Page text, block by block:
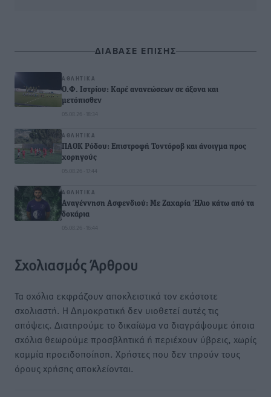
ΔΙΑΒΑΣΕ ΕΠΙΣΗΣ
ΑΘΛΗΤΙΚΆ
Ο.Φ. Ιστρίου: Καρέ ανανεώσεων σε άξονα και
μετόπισθεν
05.08.26 · 18:34
ΑΘΛΗΤΙΚΆ
ΠΑΟΚ Ρόδου: Επιστροφή Τοντόροβ και άνοιγμα προς
χορηγούς
05.08.26 · 17:44
ΑΘΛΗΤΙΚΆ
Αναγέννηση Ασφενδιού: Με Ζαχαρία Ήλιο κάτω από τα
δοκάρια
05.08.26 · 16:44
Σχολιασμός Άρθρου
Τα σχόλια εκφράζουν αποκλειστικά τον εκάστοτε
σχολιαστή. Η Δημοκρατική δεν υιοθετεί αυτές τις
απόψεις. Διατηρούμε το δικαίωμα να διαγράψουμε όποια
σχόλια θεωρούμε προσβλητικά ή περιέχουν ύβρεις, χωρίς
καμμία προειδοποίηση. Χρήστες που δεν τηρούν τους
όρους χρήσης αποκλείονται.